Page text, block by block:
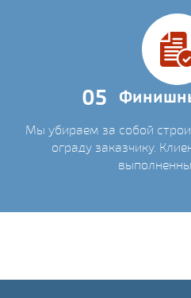
05
Мы убираем за собой
ограду заказчику.